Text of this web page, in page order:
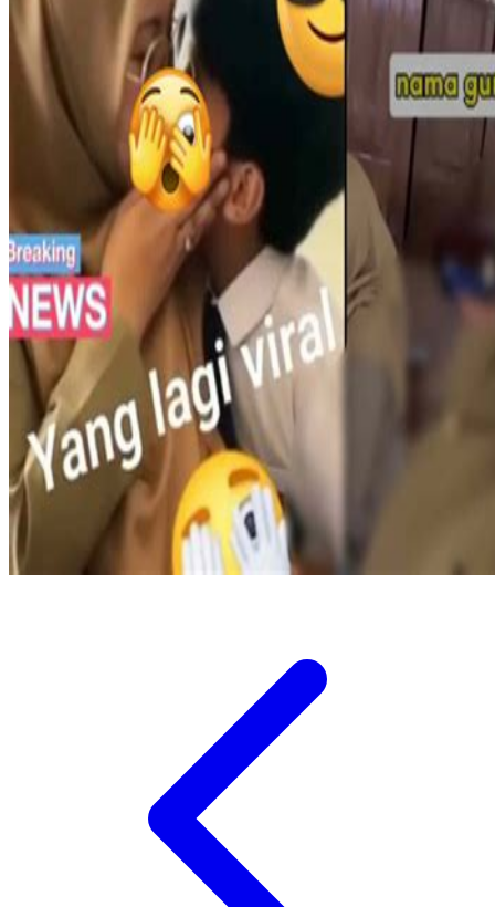
Stick-O
Stokke
Sudocrem
Sumimo
Sunnylife
Sun-Staches
Swimava
T
Tommee Tippee
Trunki
Tutti Bambini
Twistshake
TY Toys
Waterland
Wellness